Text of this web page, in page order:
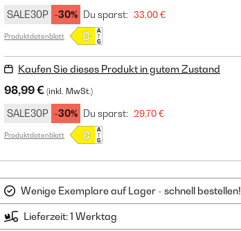
SALE30P -30% Du sparst: 33,00 €
Produktdatenblatt
Kaufen Sie dieses Produkt in gutem Zustand
98,99 € (inkl. MwSt.)
SALE30P -30% Du sparst: 29,70 €
Produktdatenblatt
Wenige Exemplare auf Lager - schnell bestellen!
Lieferzeit: 1 Werktag